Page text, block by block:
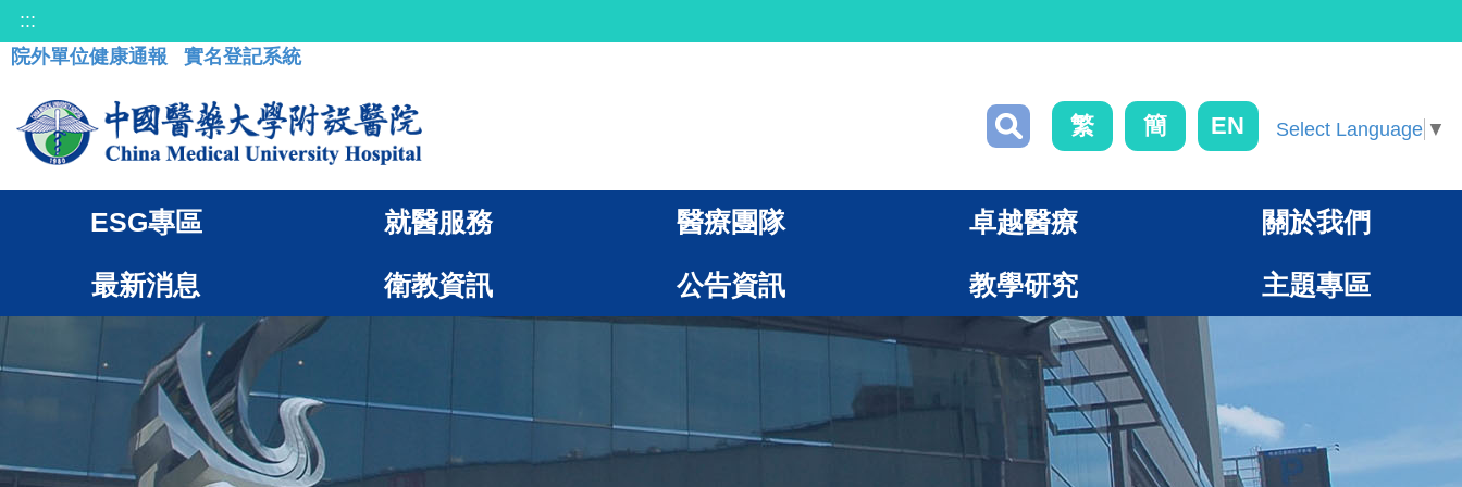
:::
院外單位健康通報
實名登記系統
繁 簡 EN Select Language ▼
ESG專區 就醫服務 醫療團隊 卓越醫療 關於我們
最新消息 衛教資訊 公告資訊 教學研究 主題專區